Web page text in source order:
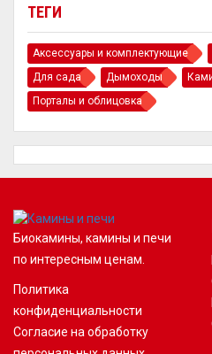
ТЕГИ
Аксессуары и комплектующие
Для сада
Дымоходы
Порталы и облицовка
Биокамины, камины и печи
по интересным ценам.
Политика
конфиденциальности
Согласие на обработку